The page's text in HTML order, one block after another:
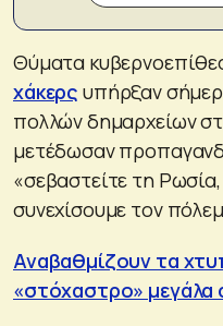
Θύματα
χάκερς υπήρξαν
πολλών δημαρχείων
μετέδωσαν
«σεβαστείτε τη
συνεχίσουμε τον
Αναβαθμίζουν τα
«στόχαστρο»